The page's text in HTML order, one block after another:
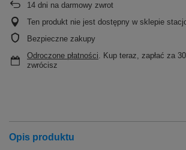
14 dni na darmowy zwrot
Ten produkt nie jest dostępny w sklepie
Bezpieczne zakupy
Odroczone płatności. Kup teraz, zapłać za
zwrócisz
Opis produktu